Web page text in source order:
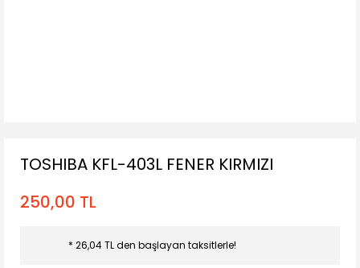
TOSHIBA KFL-403L FENER KIRMIZI
250,00 TL
* 26,04 TL den başlayan taksitlerle!